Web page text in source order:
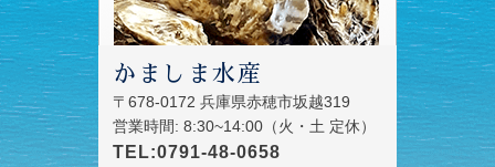
かましま水産
〒678-0172 兵庫県赤穂市坂越319
営業時間: 8:30~14:00（火・土 定休）
TEL:0791-48-0658